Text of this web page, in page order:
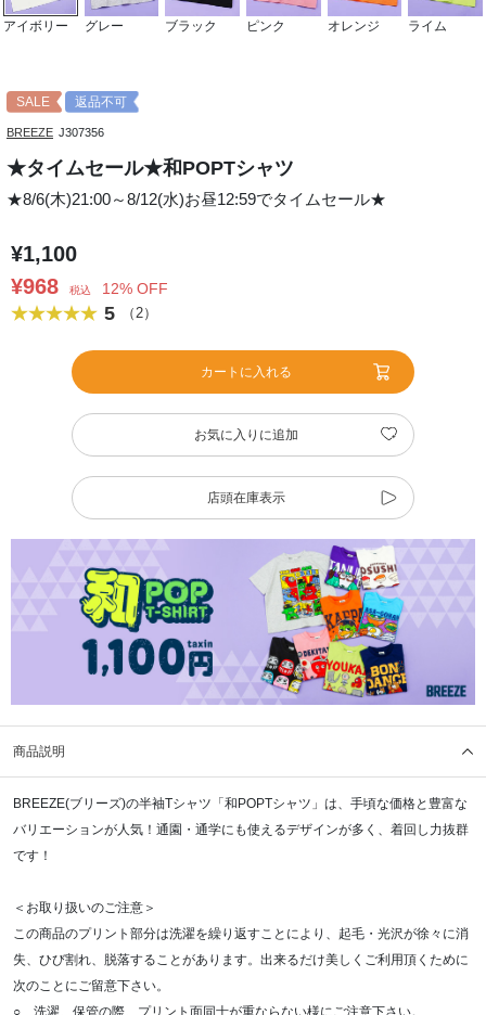
アイボリー グレー ブラック ピンク オレンジ ライム
SALE 返品不可
BREEZE J307356
★タイムセール★和POPTシャツ
★8/6(木)21:00～8/12(水)お昼12:59でタイムセール★
¥1,100
¥968
税込 12% OFF
5 （2）
カートに入れる
お気に入りに追加
店頭在庫表示
商品説明
BREEZE(ブリーズ)の半袖Tシャツ「和POPTシャツ」は、手頃な価格と豊富な
バリエーションが人気！通園・通学にも使えるデザインが多く、着回し力抜群
です！
＜お取り扱いのご注意＞
この商品のプリント部分は洗濯を繰り返すことにより、起毛・光沢が徐々に消
失、ひび割れ、脱落することがあります。出来るだけ美しくご利用頂くために
次のことにご留意下さい。
○ 洗濯、保管の際、プリント面同士が重ならない様にご注意下さい。